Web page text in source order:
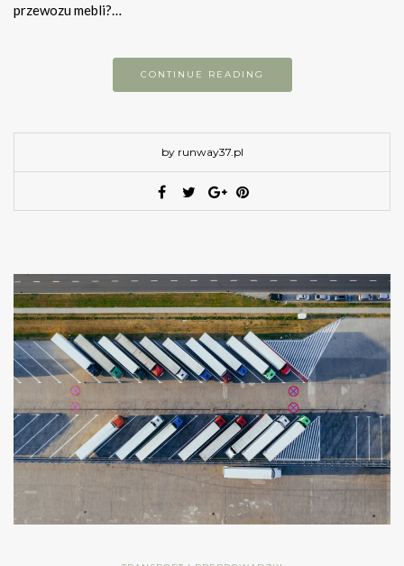
przewozu mebli?…
CONTINUE READING
by runway37.pl